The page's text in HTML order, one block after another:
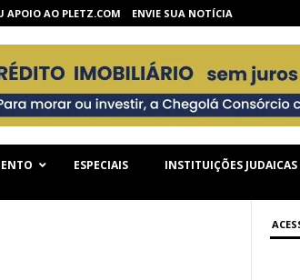
APOIO AO PLETZ.COM ENVIE SUA NOTÍCIA
ESPECIAIS INSTITUIÇÕES JUDAICAS